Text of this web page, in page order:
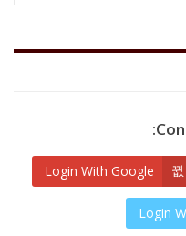
Login With Google
Login